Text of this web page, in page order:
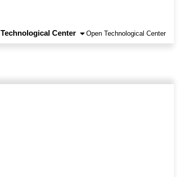
Technological Center Open Technological Center